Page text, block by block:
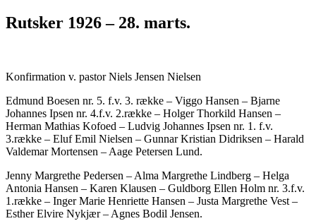
Rutsker 1926 – 28. marts.
Konfirmation v. pastor Niels Jensen Nielsen
Edmund Boesen nr. 5. f.v. 3. række – Viggo Hansen – Bjarne
Johannes Ipsen nr. 4.f.v. 2.række – Holger Thorkild Hansen –
Herman Mathias Kofoed – Ludvig Johannes Ipsen nr. 1. f.v.
3.række – Eluf Emil Nielsen – Gunnar Kristian Didriksen – Harald
Valdemar Mortensen – Aage Petersen Lund.
Jenny Margrethe Pedersen – Alma Margrethe Lindberg – Helga
Antonia Hansen – Karen Klausen – Guldborg Ellen Holm nr. 3.f.v.
1.række – Inger Marie Henriette Hansen – Justa Margrethe Vest –
Esther Elvire Nykjær – Agnes Bodil Jensen.